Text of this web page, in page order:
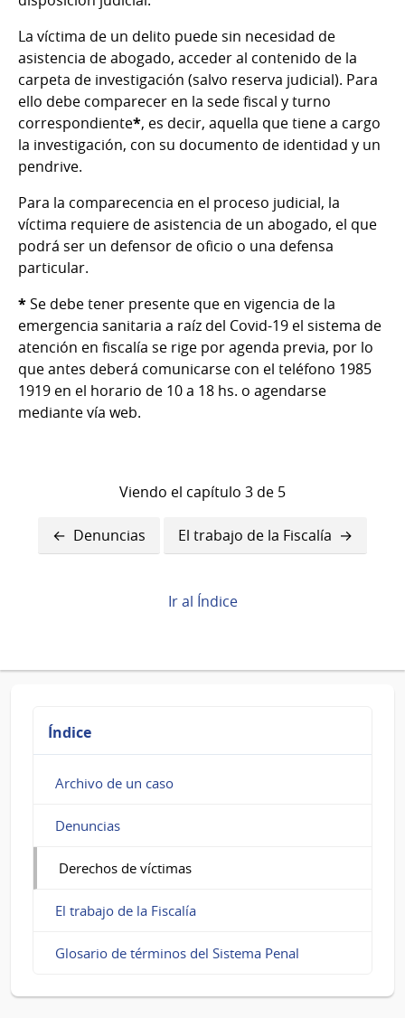
La víctima de un delito puede sin necesidad de
asistencia de abogado, acceder al contenido de la
carpeta de investigación (salvo reserva judicial). Para
ello debe comparecer en la sede fiscal y turno
correspondiente*, es decir, aquella que tiene a cargo
la investigación, con su documento de identidad y un
pendrive.
Para la comparecencia en el proceso judicial, la
víctima requiere de asistencia de un abogado, el que
podrá ser un defensor de oficio o una defensa
particular.
*Se debe tener presente que en vigencia de la
emergencia sanitaria a raíz del Covid-19 el sistema de
atención en fiscalía se rige por agenda previa, por lo
que antes deberá comunicarse con el teléfono 1985
1919 en el horario de 10 a 18 hs. o agendarse
mediante vía web.
Viendo el capítulo 3 de 5
Enlaces
transversales
para
de
víctimas
Denuncias El trabajo de la Fiscalía
Ir al Índice
Índice
Archivo de un caso
Denuncias
Derechos de víctimas
El trabajo de la Fiscalía
Glosario de términos del Sistema Penal